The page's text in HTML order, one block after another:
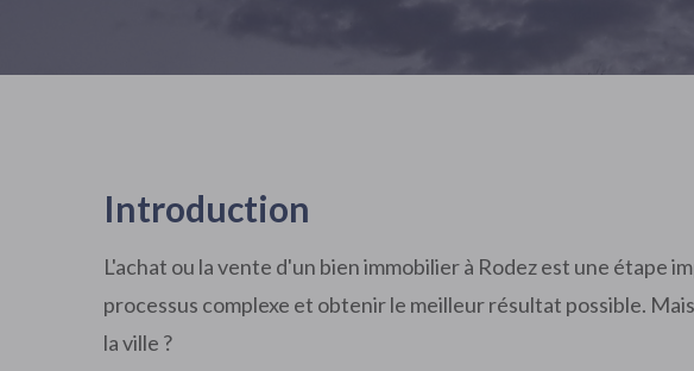
Introduction
L'achat ou la vente d'un bien immobilier à Rodez est une étape
processus complexe et obtenir le meilleur résultat possible.
la ville ?